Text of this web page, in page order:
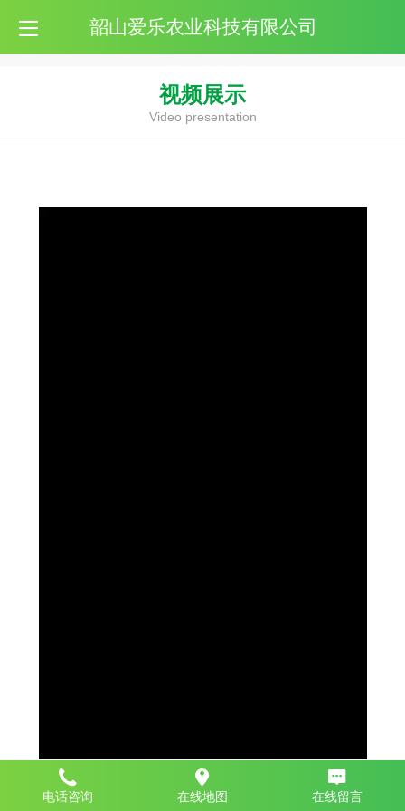
韶山爱乐农业科技有限公司
视频展示
Video presentation
电话咨询 在线地图 在线留言